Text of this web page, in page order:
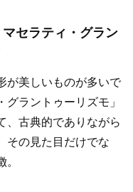
セラティ・グラン
が美しいものが多いで
ラントゥーリズモ」
、古典的でありながら
その見た目だけでな